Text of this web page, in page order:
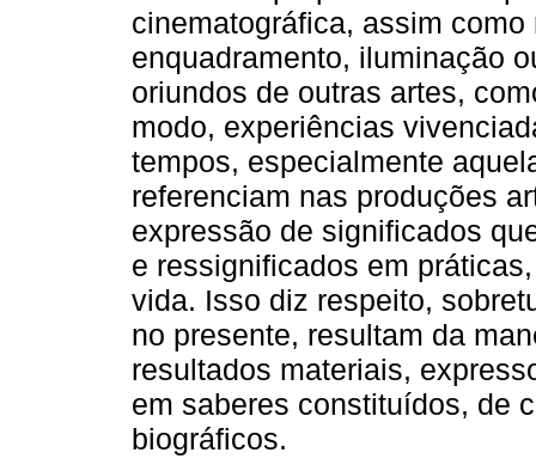
cinematográfica, assim
enquadramento, iluminação
oriundos de outras artes,
modo, experiências
tempos, especialmente
referenciam nas produções
expressão de significados
e ressignificados em
vida. Isso diz respeito,
no presente, resultam da
resultados materiais,
em saberes constituídos, de
biográficos.